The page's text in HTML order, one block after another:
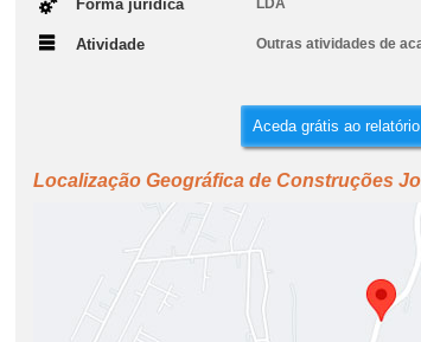
Forma jurídica LDA
Atividade Outras atividades de
Aceda grátis ao
Localização Geográfica de Construções